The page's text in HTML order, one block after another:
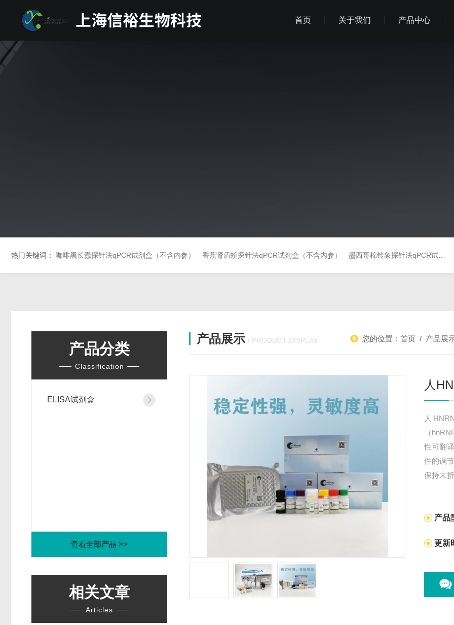
首页 关于我们 产品中心
热门关键词： 咖啡黑长蠹探针法qPCR试剂盒（不含内参） 香蕉肾盾蚧探针法qPCR试剂盒（不含内参） 墨西哥棉铃象探针法qPCR试剂盒（不含内参）
产品分类
Classification
ELISA试剂盒
查看全部产品 >>
相关文章
Articles
产品展示 / PRODUCT DISPLAY 您的位置：首页 / 产品展
人
人
（
性可翻
件的调
保持未
产品
更新